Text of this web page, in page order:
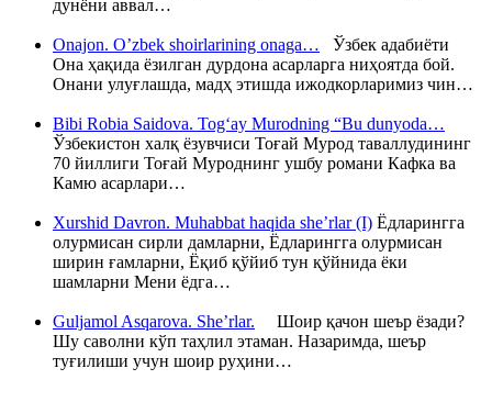
дунёни аввал…
Onajon. O’zbek shoirlarining onaga… Ўзбек адабиёти
Она ҳақида ёзилган дурдона асарларга ниҳоятда бой.
Онани улуғлашда, мадҳ этишда ижодкорларимиз чин…
Bibi Robia Saidova. Tog‘ay Murodning “Bu dunyoda…
Ўзбекистон халқ ёзувчиси Тоғай Мурод таваллудининг
70 йиллиги Тоғай Муроднинг ушбу романи Кафка ва
Камю асарлари…
Xurshid Davron. Muhabbat haqida she’rlar (I) Ёдларингга
олурмисан сирли дамларни, Ёдларингга олурмисан
ширин ғамларни, Ёқиб қўйиб тун қўйнида ёки
шамларни Мени ёдга…
Guljamol Asqarova. She’rlar. Шоир қачон шеър ёзади?
Шу саволни кўп таҳлил этаман. Назаримда, шеър
туғилиши учун шоир руҳини…